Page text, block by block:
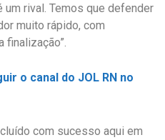
um rival. Temos que defender
muito rápido, com
o canal do JOL RN no
com sucesso aqui em